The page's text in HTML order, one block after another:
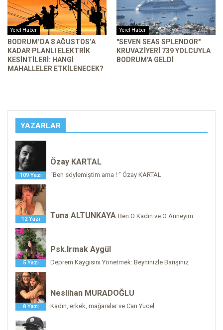
Yerel Haber
BODRUM’DA 8 AĞUSTOS’A
KADAR PLANLI ELEKTRIK
KESINTILERI: HANGI
MAHALLELER ETKILENECEK?
Yerel Haber
"SEVEN SEAS SPLENDOR"
KRUVAZIYERI 739 YOLCUYLA
BODRUM'A GELDI
YAZARLAR
109 Yazı
Özay KARTAL
“Ben söylemiştim ama ! ” Özay KARTAL
12 Yazı Tuna ALTUNKAYA Ben O Kadın ve O Anneyim
5 Yazı
Psk.Irmak Aygül
Deprem Kaygısını Yönetmek: Beyninizle Barışınız
8 Yazı
Neslihan MURADOĞLU
Kadın, erkek, mağaralar ve Can Yücel